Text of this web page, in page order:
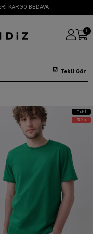
KARGO BEDAVA
0
YENI
ÜRÜN
%25